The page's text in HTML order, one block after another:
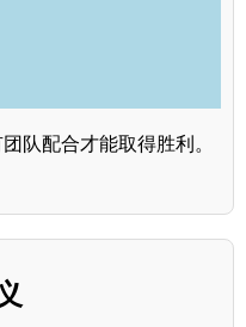
队配合才能取得胜利。